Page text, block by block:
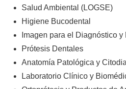
Salud Ambiental (LOGSE)
Higiene Bucodental
Imagen para el Diagnóstico
Prótesis Dentales
Anatomía Patológica y
Laboratorio Clínico y